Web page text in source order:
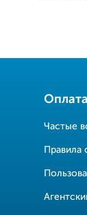
Частые
Правила